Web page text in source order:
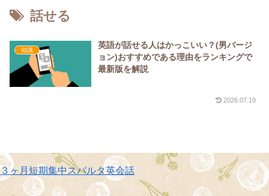
話せる
知識
英語が話せる人はかっこいい？(男バージ
ョン)おすすめである理由をランキングで
最新版を解説
2026.07.19
３ヶ月短期集中スパルタ英会話